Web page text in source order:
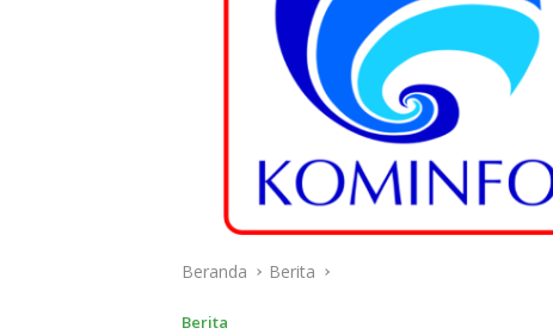
Beranda Berita
Berita